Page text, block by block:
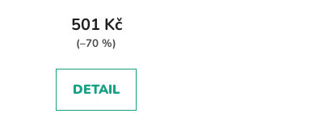
501 Kč
(–70 %)
DETAIL